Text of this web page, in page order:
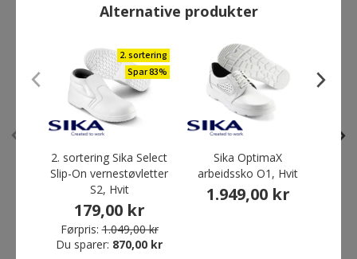
ANDRE HAR OGSÅ KJØPT
2. sortering
Spar 83%
2. sortering Sika Select Slip-
On vernestøvletter S2, Hvit
179,00 kr
2. sortering
Alternative produkter
2. sortering
Spar 83%
2. sortering Sika Select
Slip-On vernestøvletter
S2, Hvit
179,00 kr
Førpris: 1.049,00 kr
Du sparer: 870,00 kr
Sika OptimaX
arbeidssko O1, Hvit
1.949,00 kr